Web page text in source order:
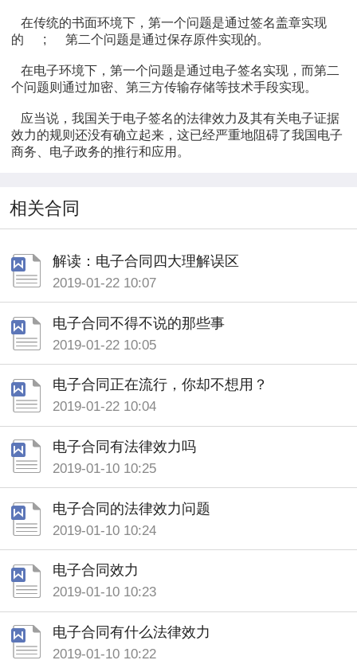
在传统的书面环境下，第一个问题是通过签名盖章实现
的
; 第二个问题是通过保存原件实现的。
在电子环境下，第一个问题是通过电子签名实现，而第二
个问题则通过加密、第三方传输存储等技术手段实现。
应当说，我国关于电子签名的法律效力及其有关电子证据
效力的规则还没有确立起来，这已经严重地阻碍了我国电子
商务、电子政务的推行和应用。
相关合同
解读：电子合同四大理解误区
2019-01-22 10:07
电子合同不得不说的那些事
2019-01-22 10:05
电子合同正在流行，你却不想用？
2019-01-22 10:04
电子合同有法律效力吗
2019-01-10 10:25
电子合同的法律效力问题
2019-01-10 10:24
电子合同效力
2019-01-10 10:23
电子合同有什么法律效力
2019-01-10 10:22